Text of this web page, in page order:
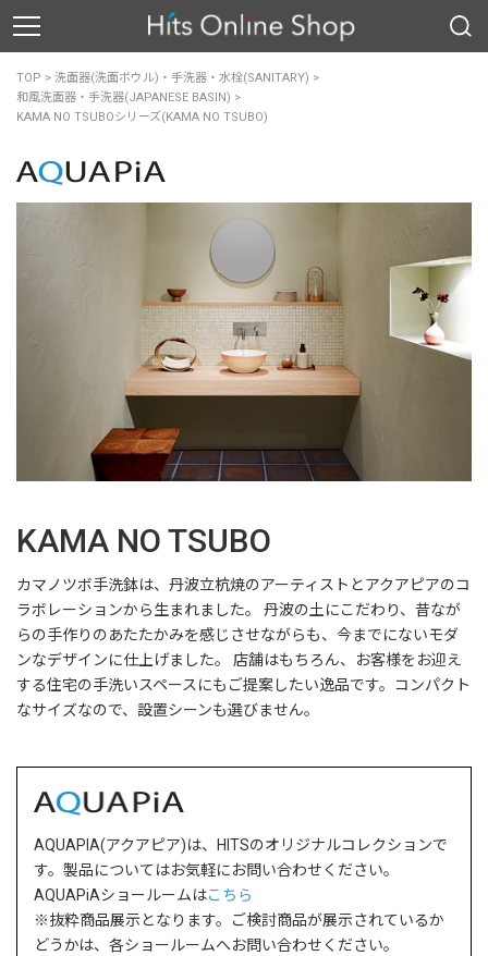
TOP > 洗面器(洗面ボウル)・手洗器・水栓(SANITARY) >
和風洗面器・手洗器(JAPANESE BASIN) >
KAMA NO TSUBOシリーズ(KAMA NO TSUBO)
KAMA NO TSUBO
カマノツボ手洗鉢は、丹波立杭焼のアーティストとアクアピアのコ
ラボレーションから生まれました。 丹波の土にこだわり、昔なが
らの手作りのあたたかみを感じさせながらも、今までにないモダ
ンなデザインに仕上げました。 店舗はもちろん、お客様をお迎え
する住宅の手洗いスペースにもご提案したい逸品です。コンパクト
なサイズなので、設置シーンも選びません。
AQUAPIA(アクアピア)は、HITSのオリジナルコレクションで
す。製品についてはお気軽にお問い合わせください。
AQUAPiAショールームはこちら
※抜粋商品展示となります。ご検討商品が展示されているか
どうかは、各ショールームへお問い合わせください。